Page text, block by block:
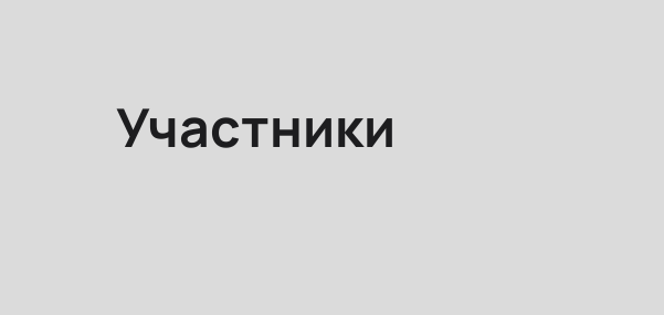
Участники